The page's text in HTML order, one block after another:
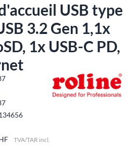
USB type
3.2 Gen 1,1x
1x USB-C PD,
TVA/TAR incl.